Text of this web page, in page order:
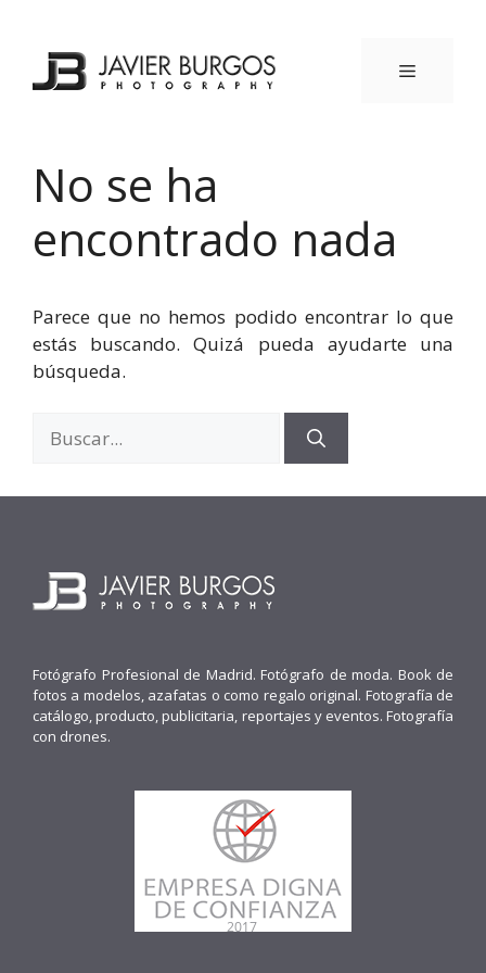
contenido
MENÚ
No se ha
encontrado nada
Parece que no hemos podido encontrar lo que
estás buscando. Quizá pueda ayudarte una
búsqueda.
Fotógrafo Profesional de Madrid. Fotógrafo de moda. Book de
fotos a modelos, azafatas o como regalo original. Fotografía de
catálogo, producto, publicitaria, reportajes y eventos. Fotografía
con drones.